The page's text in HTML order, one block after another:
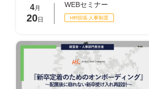
4月
20日
WEBセミナー
HR領域-⼈事制度